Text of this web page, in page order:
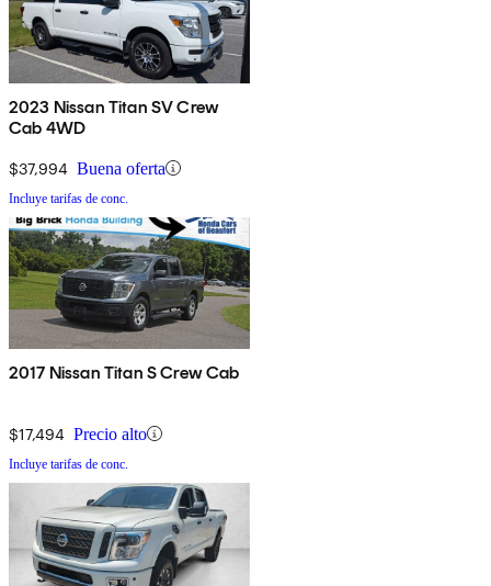
2023 Nissan Titan SV Crew
Cab 4WD
$37,994 Buena oferta
Incluye tarifas de conc.
2017 Nissan Titan S Crew Cab
$17,494 Precio alto
Incluye tarifas de conc.